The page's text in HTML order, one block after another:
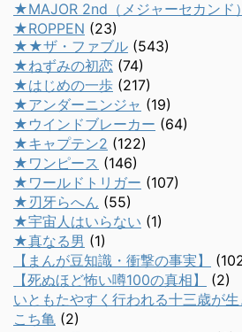
★MAJOR 2nd（メジャーセカンド）
★ROPPEN (23)
★★ザ・ファブル (543)
★ねずみの初恋 (74)
★はじめの一歩 (217)
★アンダーニンジャ (19)
★ウインドブレーカー (64)
★キャプテン2 (122)
★ワンピース (146)
★ワールドトリガー (107)
★刃牙らへん (55)
★宇宙人はいらない (1)
★真なる男 (1)
【まんが豆知識・衝撃の事実】
【死ぬほど怖い噂100の真相】
(2)
いともたやすく行われる十三歳が
こち亀 (2)